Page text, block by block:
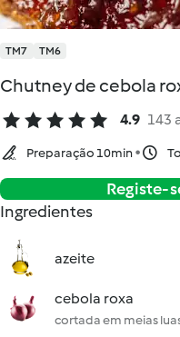
TM7 TM6
Chutney de cebola
4.9 143
Preparação 10min
Registe-
Ingredientes
azeite
cebola roxa
cortada em meias